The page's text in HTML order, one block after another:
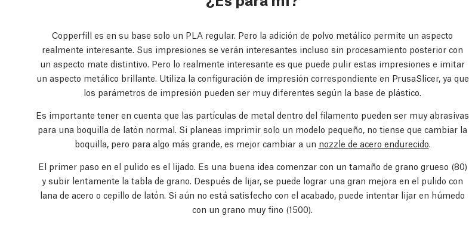
Copperfill es en su base solo un PLA regular. Pero la adición de polvo metálico permite un aspecto
realmente interesante. Sus impresiones se verán interesantes incluso sin procesamiento posterior con
un aspecto mate distintivo. Pero lo realmente interesante es que puede pulir estas impresiones e imitar
un aspecto metálico brillante. Utiliza la configuración de impresión correspondiente en PrusaSlicer, ya que
los parámetros de impresión pueden ser muy diferentes según la base de plástico.
Es importante tener en cuenta que las partículas de metal dentro del filamento pueden ser muy abrasivas
para una boquilla de latón normal. Si planeas imprimir solo un modelo pequeño, no tiense que cambiar la
boquilla, pero para algo más grande, es mejor cambiar a un nozzle de acero endurecido.
El primer paso en el pulido es el lijado. Es una buena idea comenzar con un tamaño de grano grueso (80)
y subir lentamente la tabla de grano. Después de lijar, se puede lograr una gran mejora en el pulido con
lana de acero o cepillo de latón. Si aún no está satisfecho con el acabado, puede intentar lijar en húmedo
con un grano muy fino (1500).